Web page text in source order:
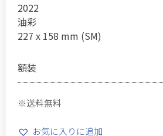
2022
油彩
227 x 158 mm (SM)
額装
※送料無料
お気に入りに追加